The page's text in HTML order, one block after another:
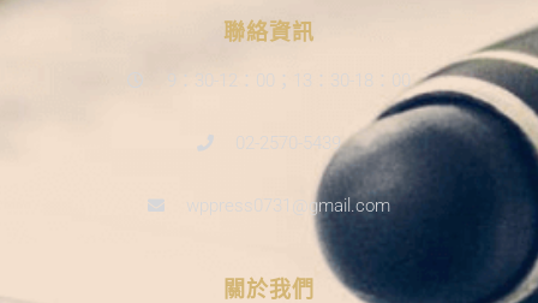
聯絡資訊
9：30-12：00；13：30-18：00
02-2570-5439
wppress0731@gmail.com
關於我們